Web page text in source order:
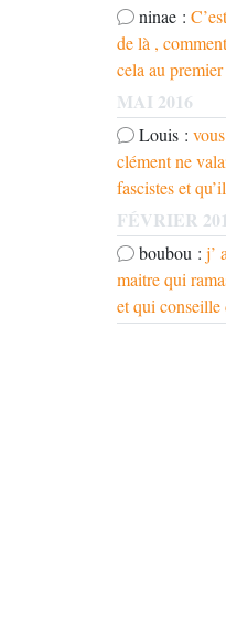
ninae :
de là ,
cela au
MAI 2016
Louis :
clément ne
fascistes et
FÉVRIER
boubou : j’
maitre qui
et qui